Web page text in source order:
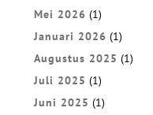
Mei 2026 (1)
Januari 2026 (1)
Augustus 2025 (1)
Juli 2025 (1)
Juni 2025 (1)